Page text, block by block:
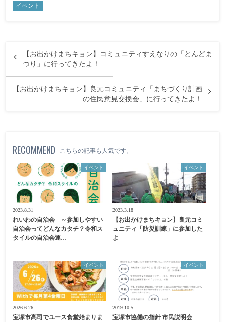
イベント
【お出かけまちキョン】コミュニティすえなりの「とんどま
つり」に行ってきたよ！
【お出かけまちキョン】良元コミュニティ「まちづくり計画
の住民意見交換会」に行ってきたよ！
RECOMMEND こちらの記事も人気です。
イベント
2023.8.31
れいわの自治会 ～参加しやすい
自治会ってどんなカタチ？令和ス
タイルの自治会運…
イベント
2023.3.18
【お出かけまちキョン】良元コミ
ュニティ「防災訓練」に参加した
よ
イベント
2026.6.26
宝塚市高司でユース食堂始まりま
イベント
2019.10.5
宝塚市協働の指針 市民説明会